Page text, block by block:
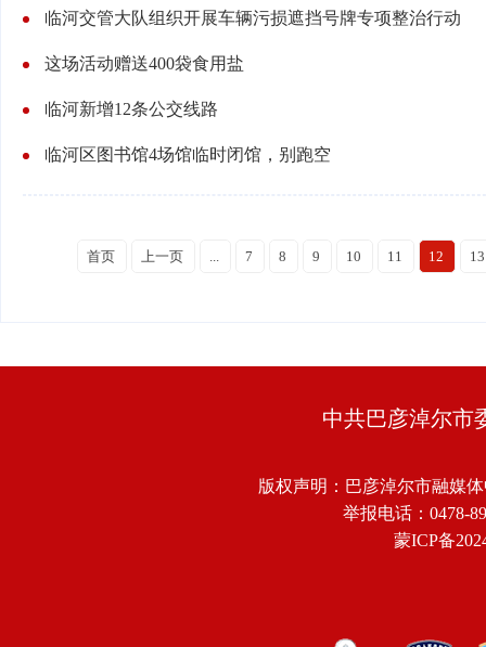
临河交管大队组织开展车辆污损遮挡号牌专项整治行动
这场活动赠送400袋食用盐
临河新增12条公交线路
临河区图书馆4场馆临时闭馆，别跑空
首页 上一页 ... 7 8 9 10 11 12 13
中共巴彦淖尔市
版权声明：巴彦淖尔市融媒
举报电话：0478-
蒙ICP备